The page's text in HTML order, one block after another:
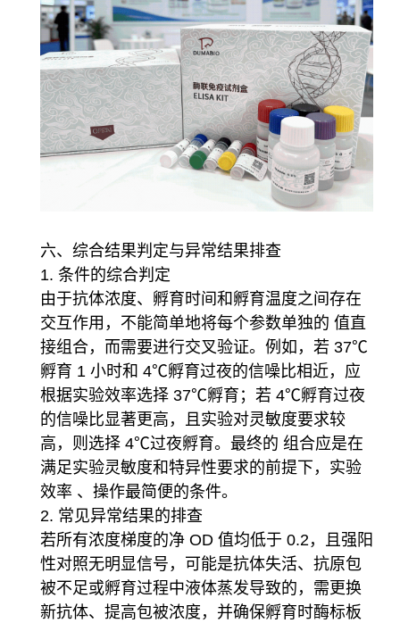
六、综合结果判定与异常结果排查
1. 条件的综合判定
由于抗体浓度、孵育时间和孵育温度之间存在
交互作用，不能简单地将每个参数单独的 值直
接组合，而需要进行交叉验证。例如，若 37℃
孵育 1 小时和 4℃孵育过夜的信噪比相近，应
根据实验效率选择 37℃孵育；若 4℃孵育过夜
的信噪比显著更高，且实验对灵敏度要求较
高，则选择 4℃过夜孵育。最终的 组合应是在
满足实验灵敏度和特异性要求的前提下，实验
效率 、操作最简便的条件。
2. 常见异常结果的排查
若所有浓度梯度的净 OD 值均低于 0.2，且强阳
性对照无明显信号，可能是抗体失活、抗原包
被不足或孵育过程中液体蒸发导致的，需更换
新抗体、提高包被浓度，并确保孵育时酶标板